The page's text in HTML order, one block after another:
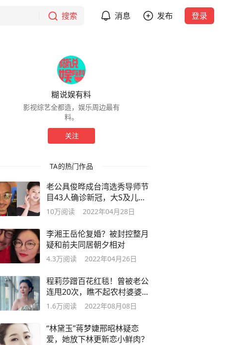
搜索 消息 发布 登录
糊说娱有料
影视综艺全都造，娱乐周边最有
料。
关注
TA的热门作品
老公具俊晔成台湾选秀导师节
目43人确诊新冠，大S及儿女
恐成密接
10万阅读 2022年04月28日
李湘王岳伦复婚？被封控整月
疑和前夫同居朝夕相对
4.3万阅读 2022年04月26日
程莉莎蹭百花红毯！曾被老公
连甩20次，瞧不起农村婆婆没
文化
1.6万阅读 2022年08月08日
“林黛玉”蒋梦婕邢昭林疑恋
爱，她放下林更新恋小鲜肉？